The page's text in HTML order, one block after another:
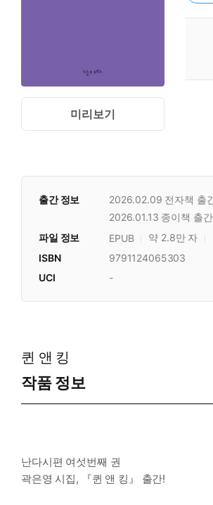
미리보기
출간 정보 2026.02.09 전자책 출
2026.01.13 종이책 출간
파일 정보 EPUB 약 2.8만 자
ISBN
9791124065303
UCI
-
퀸 앤 킹
작품 정보
난다시편 여섯번째 권
곽은영 시집, 『퀸 앤 킹』 출간!